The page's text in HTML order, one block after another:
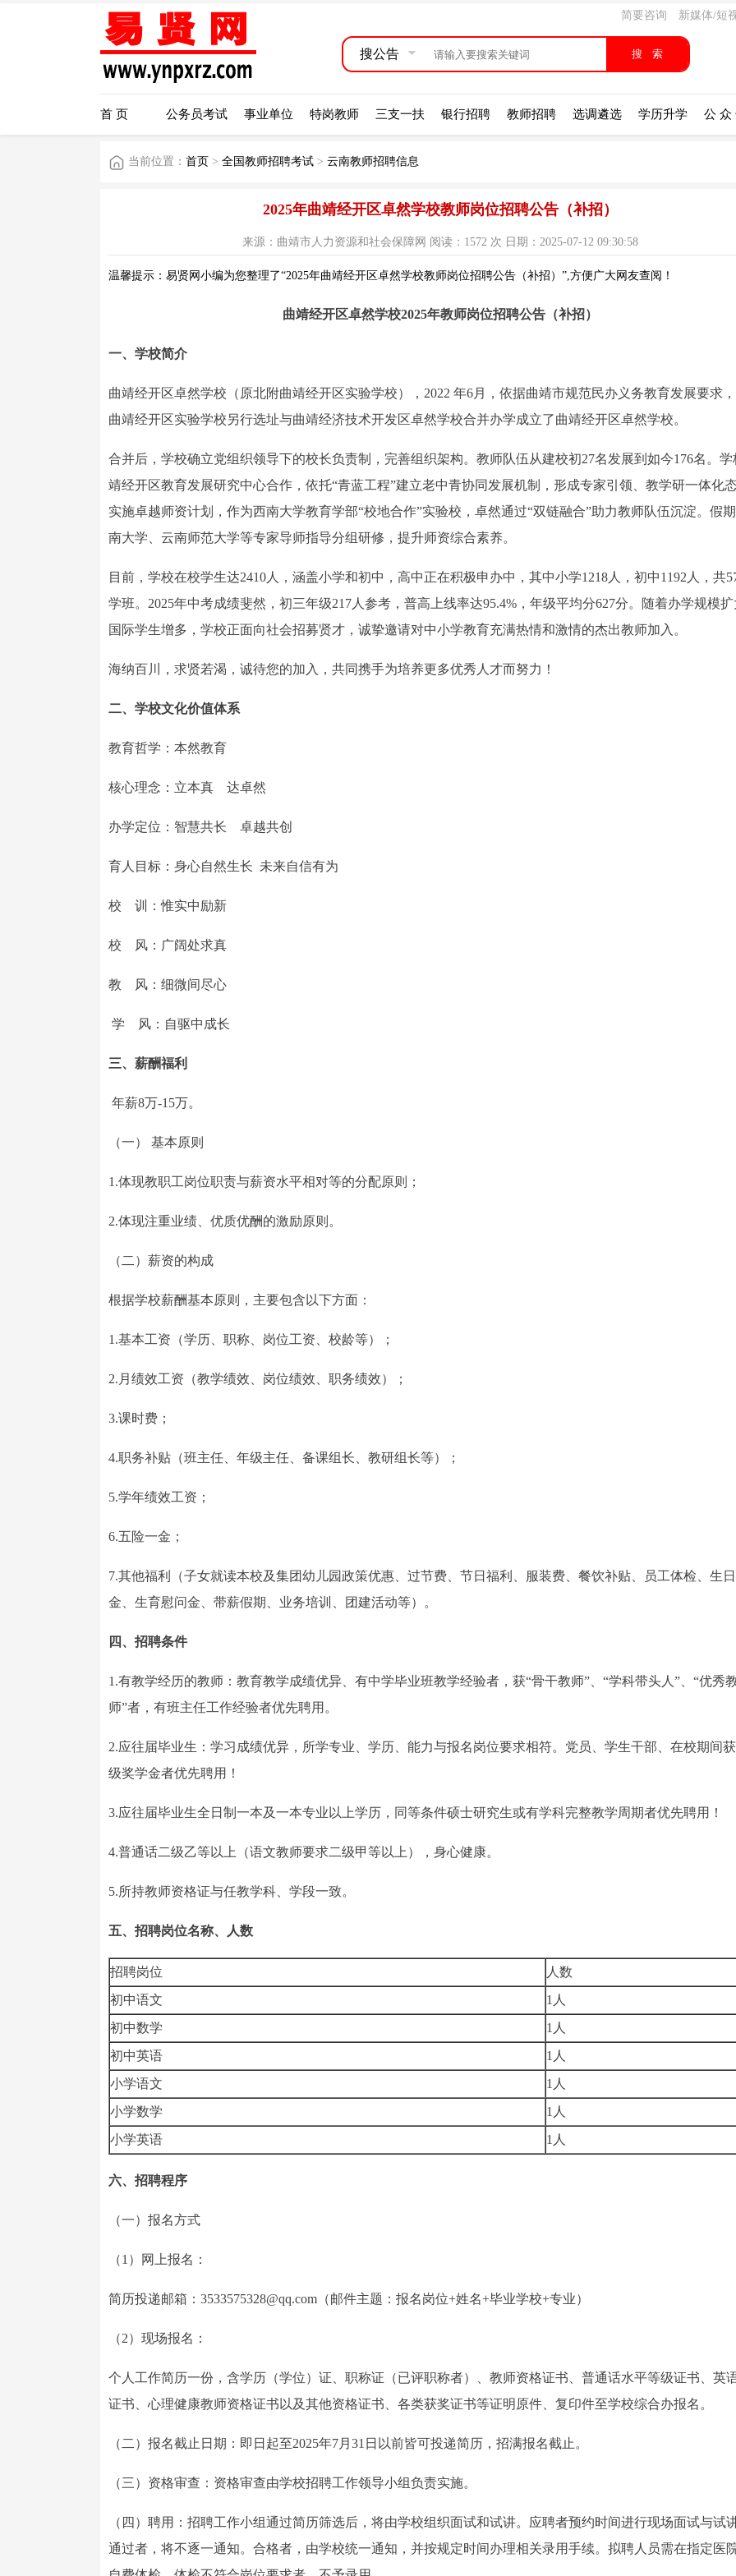
简要咨询 新媒体/短
搜公告
首 页 公务员考试 事业单位 特岗教师 三支一扶 银行招聘 教师招聘 选调遴选 学历升学 公 众
当前位置： 首页 > 全国教师招聘考试 > 云南教师招聘信息
2025年曲靖经开区卓然学校教师岗位招聘公告（补招）
来源：曲靖市人力资源和社会保障网 阅读：1572 次 日期：2025-07-12 09:30:58
温馨提示：易贤网小编为您整理了“2025年曲靖经开区卓然学校教师岗位招聘公告（补招）”,方便广大网友查阅！
曲靖经开区卓然学校2025年教师岗位招聘公告（补招）
一、学校简介
曲靖经开区卓然学校（原北附曲靖经开区实验学校），2022 年6月，依据曲靖市规范民办义务教育发展要求
曲靖经开区实验学校另行选址与曲靖经济技术开发区卓然学校合并办学成立了曲靖经开区卓然学校。
合并后，学校确立党组织领导下的校长负责制，完善组织架构。教师队伍从建校初27名发展到如今176名。学
靖经开区教育发展研究中心合作，依托“青蓝工程”建立老中青协同发展机制，形成专家引领、教学研一体化态
实施卓越师资计划，作为西南大学教育学部“校地合作”实验校，卓然通过“双链融合”助力教师队伍沉淀。假
南大学、云南师范大学等专家导师指导分组研修，提升师资综合素养。
目前，学校在校学生达2410人，涵盖小学和初中，高中正在积极申办中，其中小学1218人，初中1192人，共
学班。2025年中考成绩斐然，初三年级217人参考，普高上线率达95.4%，年级平均分627分。随着办学规模扩
国际学生增多，学校正面向社会招募贤才，诚挚邀请对中小学教育充满热情和激情的杰出教师加入。
海纳百川，求贤若渴，诚待您的加入，共同携手为培养更多优秀人才而努力！
二、学校文化价值体系
教育哲学：本然教育
核心理念：立本真 达卓然
办学定位：智慧共长 卓越共创
育人目标：身心自然生长 未来自信有为
校 训：惟实中励新
校 风：广阔处求真
教 风：细微间尽心
学 风：自驱中成长
三、薪酬福利
年薪8万-15万。
（一） 基本原则
1.体现教职工岗位职责与薪资水平相对等的分配原则；
2.体现注重业绩、优质优酬的激励原则。
（二）薪资的构成
根据学校薪酬基本原则，主要包含以下方面：
1.基本工资（学历、职称、岗位工资、校龄等）；
2.月绩效工资（教学绩效、岗位绩效、职务绩效）；
3.课时费；
4.职务补贴（班主任、年级主任、备课组长、教研组长等）；
5.学年绩效工资；
6.五险一金；
7.其他福利（子女就读本校及集团幼儿园政策优惠、过节费、节日福利、服装费、餐饮补贴、员工体检、生
金、生育慰问金、带薪假期、业务培训、团建活动等）。
四、招聘条件
1.有教学经历的教师：教育教学成绩优异、有中学毕业班教学经验者，获“骨干教师”、“学科带头人”、“优秀
师”者，有班主任工作经验者优先聘用。
2.应往届毕业生：学习成绩优异，所学专业、学历、能力与报名岗位要求相符。党员、学生干部、在校期间
级奖学金者优先聘用！
3.应往届毕业生全日制一本及一本专业以上学历，同等条件硕士研究生或有学科完整教学周期者优先聘用！
4.普通话二级乙等以上（语文教师要求二级甲等以上），身心健康。
5.所持教师资格证与任教学科、学段一致。
五、招聘岗位名称、人数
招聘岗位
人数
初中语文
1人
初中数学
1人
初中英语
1人
小学语文
1人
小学数学
1人
小学英语
1人
六、招聘程序
（一）报名方式
（1）网上报名：
简历投递邮箱：3533575328@qq.com（邮件主题：报名岗位+姓名+毕业学校+专业）
（2）现场报名：
个人工作简历一份，含学历（学位）证、职称证（已评职称者）、教师资格证书、普通话水平等级证书、英
证书、心理健康教师资格证书以及其他资格证书、各类获奖证书等证明原件、复印件至学校综合办报名。
（二）报名截止日期：即日起至2025年7月31日以前皆可投递简历，招满报名截止。
（三）资格审查：资格审查由学校招聘工作领导小组负责实施。
（四）聘用：招聘工作小组通过简历筛选后，将由学校组织面试和试讲。应聘者预约时间进行现场面试与试
通过者，将不逐一通知。合格者，由学校统一通知，并按规定时间办理相关录用手续。拟聘人员需在指定医